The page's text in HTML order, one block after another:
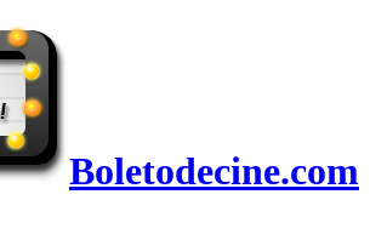
Boletodecine.com